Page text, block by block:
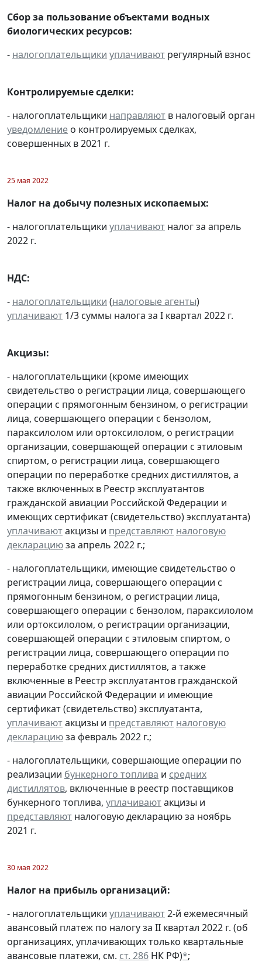
Сбор за пользование объектами водных
биологических ресурсов:
- налогоплательщики уплачивают регулярный взнос
Контролируемые сделки:
- налогоплательщики направляют в налоговый орган
уведомление о контролируемых сделках,
совершенных в 2021 г.
25 мая 2022
Налог на добычу полезных ископаемых:
- налогоплательщики уплачивают налог за апрель
2022 г.
НДС:
- налогоплательщики (налоговые агенты)
уплачивают 1/3 суммы налога за I квартал 2022 г.
Акцизы:
- налогоплательщики (кроме имеющих
свидетельство о регистрации лица, совершающего
операции с прямогонным бензином, о регистрации
лица, совершающего операции с бензолом,
параксилолом или ортоксилолом, о регистрации
организации, совершающей операции с этиловым
спиртом, о регистрации лица, совершающего
операции по переработке средних дистиллятов, а
также включенных в Реестр эксплуатантов
гражданской авиации Российской Федерации и
имеющих сертификат (свидетельство) эксплуатанта)
уплачиваютакцизы и представляют налоговую
декларациюза апрель 2022 г.;
- налогоплательщики, имеющие свидетельство о
регистрации лица, совершающего операции с
прямогонным бензином, о регистрации лица,
совершающего операции с бензолом, параксилолом
или ортоксилолом, о регистрации организации,
совершающей операции с этиловым спиртом, о
регистрации лица, совершающего операции по
переработке средних дистиллятов, а также
включенные в Реестр эксплуатантов гражданской
авиации Российской Федерации и имеющие
сертификат (свидетельство) эксплуатанта,
уплачиваютакцизы и представляют налоговую
декларациюза февраль 2022 г.;
- налогоплательщики, совершающие операции по
реализации бункерного топлива и средних
дистиллятов, включенные в реестр поставщиков
бункерного топлива, уплачиваютакцизы и
представляют налоговую декларацию за ноябрь
2021 г.
30 мая 2022
Налог на прибыль организаций:
- налогоплательщики уплачивают2-й ежемесячный
авансовый платеж по налогу за II квартал 2022 г. (об
организациях, уплачивающих только квартальные
авансовые платежи, см. ст. 286 НК РФ)*;